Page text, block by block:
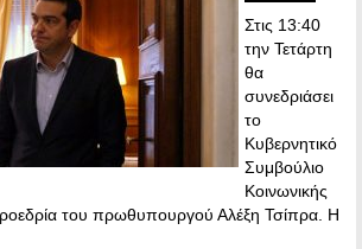
Στις 13:40
την Τετάρτη
θα
συνεδριάσει
το
Κυβερνητικό
Συμβούλιο
Κοινωνικής
του πρωθυπουργού Αλέξη Τσίπρα. Η